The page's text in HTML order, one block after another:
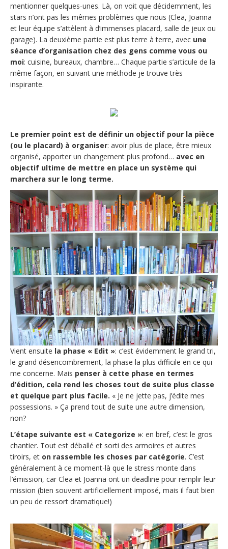
mentionner quelques-unes. Là, on voit que décidemment, les
stars n’ont pas les mêmes problèmes que nous (Clea, Joanna
et leur équipe s’attèlent à d’immenses placard, salle de jeux ou
garage). La deuxième partie est plus terre à terre, avec une
séance d’organisation chez des gens comme vous ou
moi: cuisine, bureaux, chambre… Chaque partie s’articule de la
même façon, en suivant une méthode je trouve très
inspirante.
Le premier point est de définir un objectif pour la pièce
(ou le placard) à organiser: avoir plus de place, être mieux
organisé, apporter un changement plus profond… avec en
objectif ultime de mettre en place un système qui
marchera sur le long terme.
Vient ensuite la phase « Edit »: c’est évidemment le grand tri,
le grand désencombrement, la phase la plus difficile en ce qui
me concerne. Mais penser à cette phase en termes
d’édition, cela rend les choses tout de suite plus classe
et quelque part plus facile. « Je ne jette pas, j’édite mes
possessions. » Ça prend tout de suite une autre dimension,
non?
L’étape suivante est « Categorize »: en bref, c’est le gros
chantier. Tout est déballé et sorti des armoires et autres
tiroirs, et on rassemble les choses par catégorie. C’est
généralement à ce moment-là que le stress monte dans
l’émission, car Clea et Joanna ont un deadline pour remplir leur
mission (bien souvent artificiellement imposé, mais il faut bien
un peu de ressort dramatique!)